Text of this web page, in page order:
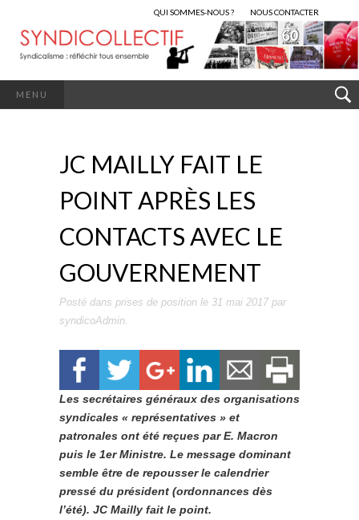
QUI SOMMES-NOUS ? NOUS CONTACTER
MENU
JC MAILLY FAIT LE
POINT APRÈS LES
CONTACTS AVEC LE
GOUVERNEMENT
Posté dans prises de position le 31 mai 2017par
syndicoAdmin.
Les secrétaires généraux des organisations
syndicales « représentatives » et
patronales ont été reçues par E. Macron
puis le 1er Ministre. Le message dominant
semble être de repousser le calendrier
pressé du président (ordonnances dès
l’été). JC Mailly fait le point.